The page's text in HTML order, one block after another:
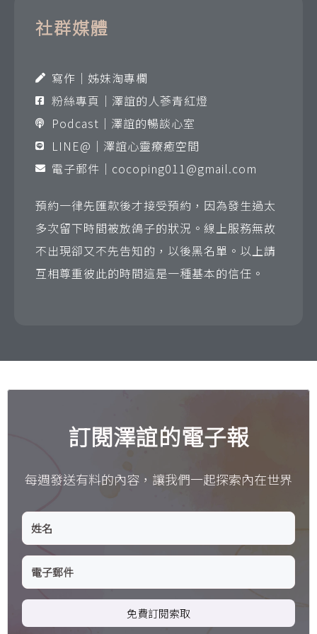
社群媒體
寫作｜姊妹淘專欄
粉絲專頁｜澤誼的人蔘青紅燈
Podcast｜澤誼的暢談心室
LINE@｜澤誼心靈療癒空間
電子郵件｜ cocoping011@gmail.com
預約一律先匯款後才接受預約，因為發生過太
多次留下時間被放鴿子的狀況。線上服務無故
不出現卻又不先告知的，以後黑名單。以上請
互相尊重彼此的時間這是一種基本的信任。
訂閱澤誼的電子報
每週發送有料的內容，讓我們一起探索內在世界
免費訂閱索取